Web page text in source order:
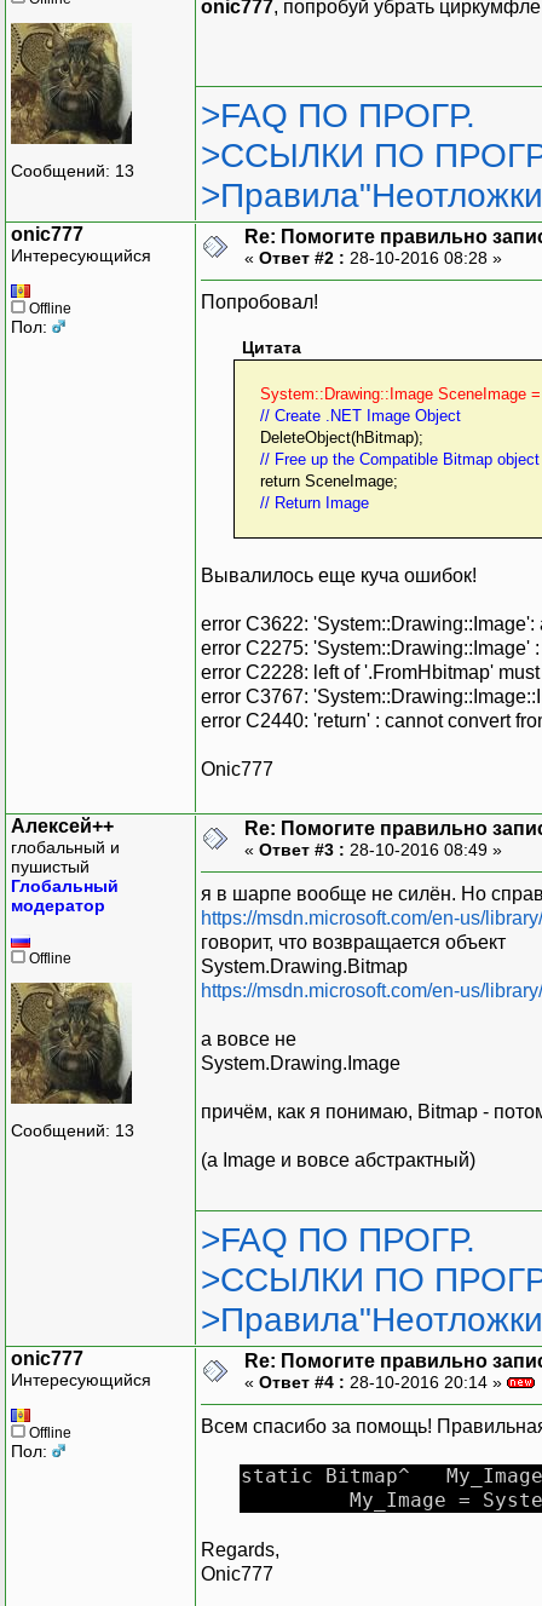
{
UINT nSize =
LOGPALETTE *pLP =
pLP->palVersion
pLP-
Scene_Palette =
delete[] pLP;
}
}
Сообщений: 13
onic777, попробуй убрать
>FAQ ПО ПРОГР.
>ССЫЛКИ ПО
onic777
Интересующийся
Offline
Пол:
Re: Помогите правильно
« Ответ #2 : 28-10-2016 08:28 »
Попробовал!
Цитата
System::Drawing::Image SceneImage
// Create .NET Image Object
DeleteObject(hBitmap);
// Free up the Compatible Bitmap object
return SceneImage;
// Return Image
Вывалилось еще куча ошибок!
error C3622:
error C2275: 'System::Drawing::Image'
error C2228: left of '.FromHbitmap'
error C3767:
error C2440: 'return' : cannot convert
Onic777
Алексей++
глобальный и
пушистый
Глобальный
модератор
Offline
Сообщений: 13
Re: Помогите правильно
« Ответ #3 : 28-10-2016 08:49 »
я в шарпе вообще не силён. Но
https://msdn.microsoft.com/en-us/
говорит, что возвращается объект
System.Drawing.Bitmap
https://msdn.microsoft.com/en-us/
а вовсе не
System.Drawing.Image
причём, как я понимаю, Bitmap -
(а Image и вовсе абстрактный)
>FAQ ПО ПРОГР.
>ССЫЛКИ ПО
onic777
Интересующийся
Offline
Пол:
Re: Помогите правильно
« Ответ #4 : 28-10-2016 20:14 »
Всем спасибо за помощь!
static Bitmap^
My_Image =
Regards,
Onic777